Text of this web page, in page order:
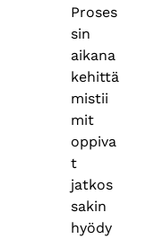
Proses
sin
aikana
kehittä
mistii
mit
oppiva
t
jatkos
sakin
hyödy